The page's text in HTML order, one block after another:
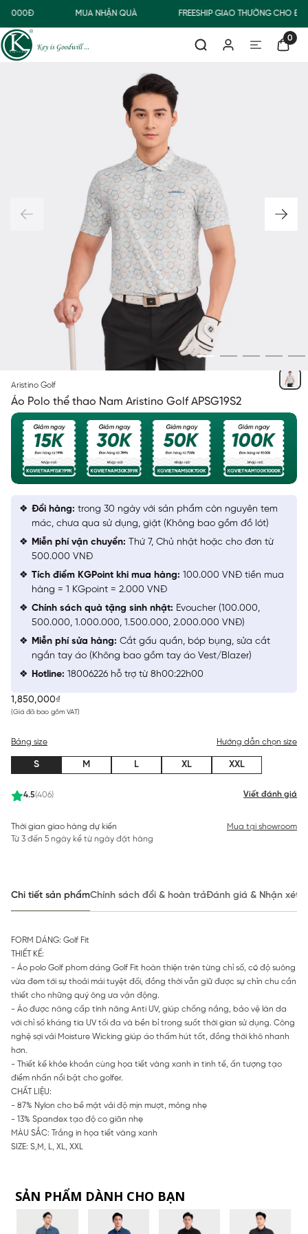
MUA NHẬN QUÀ FREESHIP GIAO THƯỜNG CHO
0
Aristino Golf
Áo Polo thể thao Nam Aristino Golf APSG19S2
1,850,000₫
(Giá đã bao gồm VAT)
4.5(406) Viết đánh giá
Bảng size Hướng dẫn chọn size
S M L XL XXL
Thời gian giao hàng dự kiến
Từ 3 đến 5 ngày kể từ ngày đặt hàng
Mua tại showroom
Đổi hàng: trong 30 ngày với sản phẩm còn nguyên tem
mác, chưa qua sử dụng, giặt (Không bao gồm đồ lót)
Miễn phí vận chuyển: Thứ 7, Chủ nhật hoặc cho đơn từ
500.000 VNĐ
Tích điểm KGPoint khi mua hàng: 100.000 VNĐ tiền mua
hàng = 1 KGpoint = 2.000 VNĐ
Chính sách quà tặng sinh nhật: Evoucher (100.000,
500.000, 1.000.000, 1.500.000, 2.000.000 VNĐ)
Miễn phí sửa hàng: Cắt gấu quần, bóp bụng, sửa cắt
ngắn tay áo (Không bao gồm tay áo Vest/Blazer)
Hotline: 18006226 hỗ trợ từ 8h00:22h00
Chi tiết sản phẩmChính sách đổi & hoàn trảĐánh giá & Nhận xét
FORM DÁNG: Golf Fit
THIẾT KẾ:
- Áo polo Golf phom dáng Golf Fit hoàn thiện trên từng chỉ số, có độ suông
vừa đem tới sự thoải mái tuyệt đối, đồng thời vẫn giữ được sự chỉn chu cần
thiết cho những quý ông ưa vận động.
- Áo được nâng cấp tính năng Anti UV, giúp chống nắng, bảo vệ làn da
với chỉ số kháng tia UV tối đa và bền bỉ trong suốt thời gian sử dụng. Công
nghệ sợi vải Moisture Wicking giúp áo thấm hút tốt, đồng thời khô nhanh
hơn.
- Thiết kế khỏe khoắn cùng họa tiết vàng xanh in tinh tế, ấn tượng tạo
điểm nhấn nổi bật cho golfer.
CHẤT LIỆU:
- 87% Nylon cho bề mặt vải độ mịn mượt, mỏng nhẹ
- 13% Spandex tạo độ co giãn nhẹ
MÀU SẮC: Trắng in họa tiết vàng xanh
SIZE: S,M, L, XL, XXL
SẢN PHẨM DÀNH CHO BẠN